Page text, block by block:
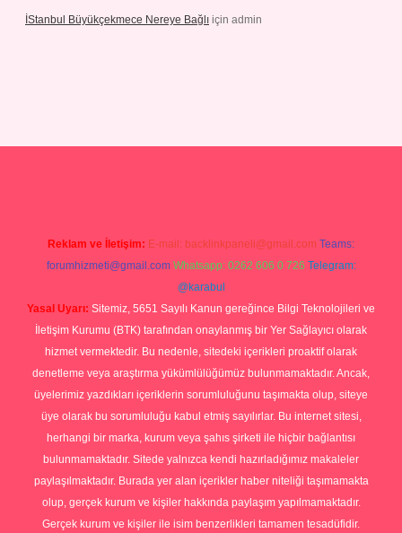
İStanbul Büyükçekmece Nereye Bağlı için admin
Reklam ve İletişim: E-mail: backlinkpaneli@gmail.com Teams:
forumhizmeti@gmail.com Whatsapp: 0262 606 0 726 Telegram:
@karabul
Yasal Uyarı: Sitemiz, 5651 Sayılı Kanun gereğince Bilgi Teknolojileri ve
İletişim Kurumu (BTK) tarafından onaylanmış bir Yer Sağlayıcı olarak
hizmet vermektedir. Bu nedenle, sitedeki içerikleri proaktif olarak
denetleme veya araştırma yükümlülüğümüz bulunmamaktadır. Ancak,
üyelerimiz yazdıkları içeriklerin sorumluluğunu taşımakta olup, siteye
üye olarak bu sorumluluğu kabul etmiş sayılırlar. Bu internet sitesi,
herhangi bir marka, kurum veya şahıs şirketi ile hiçbir bağlantısı
bulunmamaktadır. Sitede yalnızca kendi hazırladığımız makaleler
paylaşılmaktadır. Burada yer alan içerikler haber niteliği taşımamakta
olup, gerçek kurum ve kişiler hakkında paylaşım yapılmamaktadır.
Gerçek kurum ve kişiler ile isim benzerlikleri tamamen tesadüfidir.